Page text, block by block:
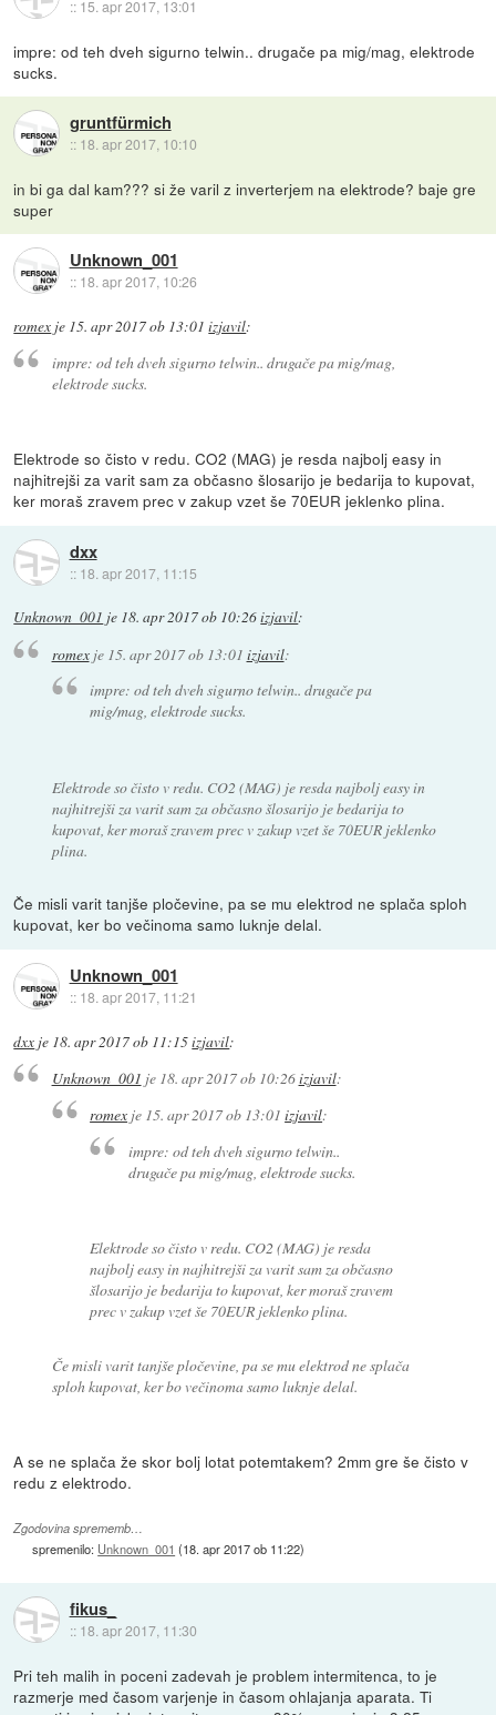
:: 15. apr 2017, 13:01
impre: od teh dveh sigurno telwin.. drugače pa mig/mag, elektrode
sucks.
gruntfürmich
:: 18. apr 2017, 10:10
in bi ga dal kam??? si že varil z inverterjem na elektrode? baje gre
super
Unknown_001
:: 18. apr 2017, 10:26
romex je 15. apr 2017 ob 13:01 izjavil:
impre: od teh dveh sigurno telwin.. drugače pa mig/mag,
elektrode sucks.
Elektrode so čisto v redu. CO2 (MAG) je resda najbolj easy in
najhitrejši za varit sam za občasno šlosarijo je bedarija to kupovat,
ker moraš zravem prec v zakup vzet še 70EUR jeklenko plina.
dxx
:: 18. apr 2017, 11:15
Unknown_001 je 18. apr 2017 ob 10:26izjavil:
romexje 15. apr 2017 ob 13:01 izjavil:
impre: od teh dveh sigurno telwin.. drugače pa
mig/mag, elektrode sucks.
Elektrode so čisto v redu. CO2 (MAG) je resda najbolj easy in
najhitrejši za varit sam za občasno šlosarijo je bedarija to
kupovat, ker moraš zravem prec v zakup vzet še 70EUR jeklenko
plina.
Če misli varit tanjše pločevine, pa se mu elektrod ne splača sploh
kupovat, ker bo večinoma samo luknje delal.
Unknown_001
:: 18. apr 2017, 11:21
dxx je 18. apr 2017 ob 11:15izjavil:
Unknown_001 je 18. apr 2017 ob 10:26izjavil:
romex je 15. apr 2017 ob 13:01 izjavil:
impre: od teh dveh sigurno telwin..
drugače pa mig/mag, elektrode sucks.
Elektrode so čisto v redu. CO2 (MAG) je resda
najbolj easy in najhitrejši za varit sam za občasno
šlosarijo je bedarija to kupovat, ker moraš zravem
prec v zakup vzet še 70EUR jeklenko plina.
Če misli varit tanjše pločevine, pa se mu elektrod ne splača
sploh kupovat, ker bo večinoma samo luknje delal.
A se ne splača že skor bolj lotat potemtakem? 2mm gre še čisto v
redu z elektrodo.
Zgodovina sprememb…
spremenilo: Unknown_001 (18. apr 2017 ob 11:22)
fikus_
:: 18. apr 2017, 11:30
Pri teh malih in poceni zadevah je problem intermitenca, to je
razmerje med časom varjenje in časom ohlajanja aparata. Ti